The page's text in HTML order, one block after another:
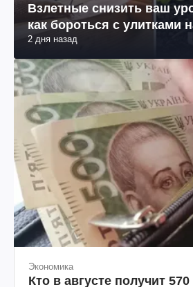
Взлетные снизить ваш
как бороться с улитками
2 дня назад
Экономика
Кто в августе получит